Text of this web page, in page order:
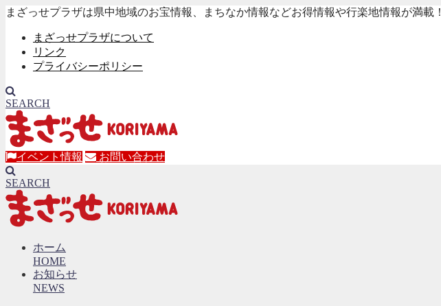
まざっせプラザは県中地域のお宝情報、まちなか情報などお得情報や行楽地情報が満載！
まざっせプラザについて
リンク
プライバシーポリシー
SEARCH
イベント情報 お問い合わせ
SEARCH
ホーム
HOME
お知らせ
NEWS